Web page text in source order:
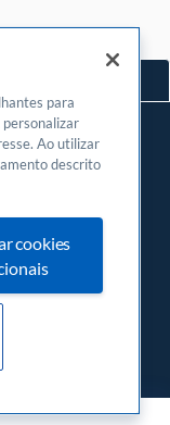
para
personalizar
Ao utilizar
descrito
cookies